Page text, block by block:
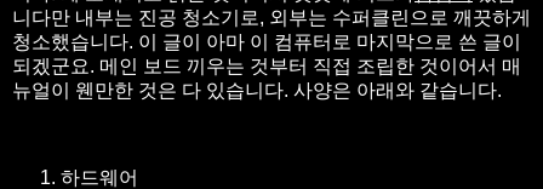
니다만 내부는 진공 청소기로, 외부는 수퍼클린으로 깨끗하게
청소했습니다. 이 글이 아마 이 컴퓨터로 마지막으로 쓴 글이
되겠군요. 메인 보드 끼우는 것부터 직접 조립한 것이어서 매
뉴얼이 웬만한 것은 다 있습니다. 사양은 아래와 같습니다.
하드웨어